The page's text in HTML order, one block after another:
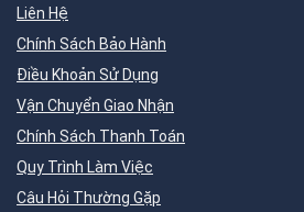
Liên Hệ
Chính Sách Bảo Hành
Điều Khoản Sử Dụng
Vận Chuyển Giao Nhận
Chính Sách Thanh Toán
Quy Trình Làm Việc
Câu Hỏi Thường Gặp